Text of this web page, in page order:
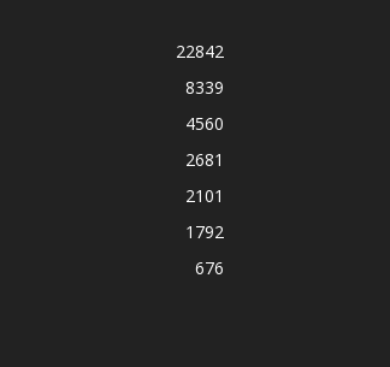
22842
8339
4560
2681
2101
1792
676